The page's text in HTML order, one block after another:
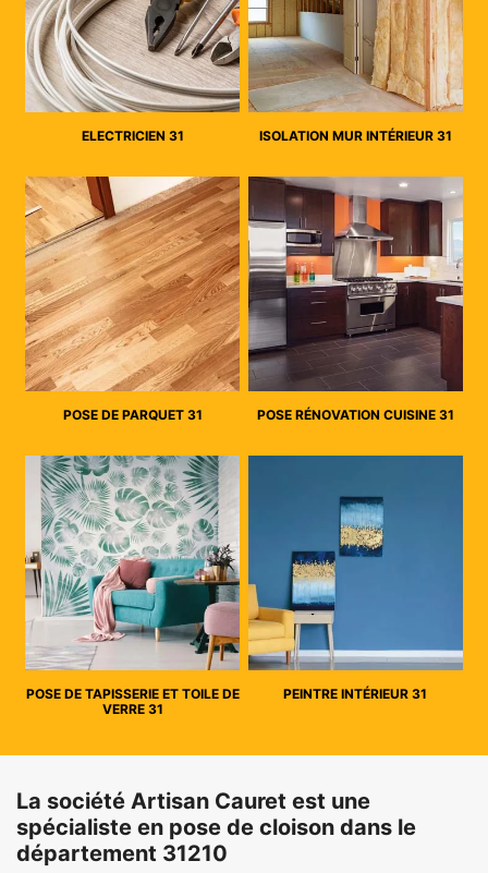
ELECTRICIEN 31 ISOLATION MUR INTÉRIEUR 31
POSE DE PARQUET 31 POSE RÉNOVATION CUISINE 31
POSE DE TAPISSERIE ET TOILE DE
VERRE 31
PEINTRE INTÉRIEUR 31
La société Artisan Cauret est une
spécialiste en pose de cloison dans le
département 31210